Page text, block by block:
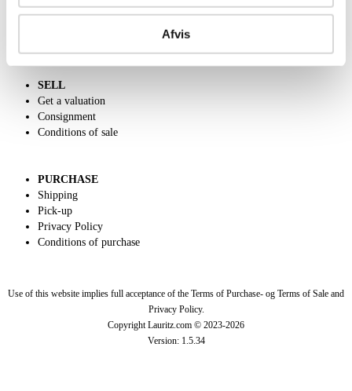
Afvis
Call us +45 44509800
SELL
Get a valuation
Consignment
Conditions of sale
PURCHASE
Shipping
Pick-up
Privacy Policy
Conditions of purchase
Use of this website implies full acceptance of the Terms of Purchase- og Terms of Sale and
Privacy Policy.
Copyright Lauritz.com © 2023-2026
Version: 1.5.34